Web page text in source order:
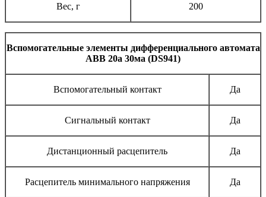
Вес, г 200
Вспомогательные элементы дифференциального автомата
ABB 20а 30ма (DS941)
Вспомогательный контакт Да
Сигнальный контакт Да
Дистанционный расцепитель Да
Расцепитель минимального напряжения Да